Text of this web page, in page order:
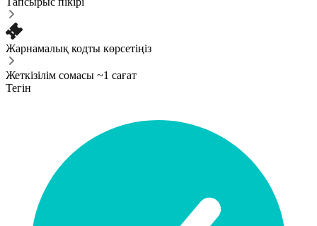
Жарнамалық кодты көрсетіңіз
Жеткізілім сомасы ~1 сағат
Тегін